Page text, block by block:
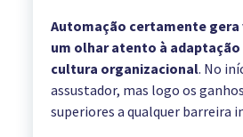
Automação certamente gera
um olhar atento à adaptação
cultura organizacional. No
assustador, mas logo os
superiores a qualquer barreira